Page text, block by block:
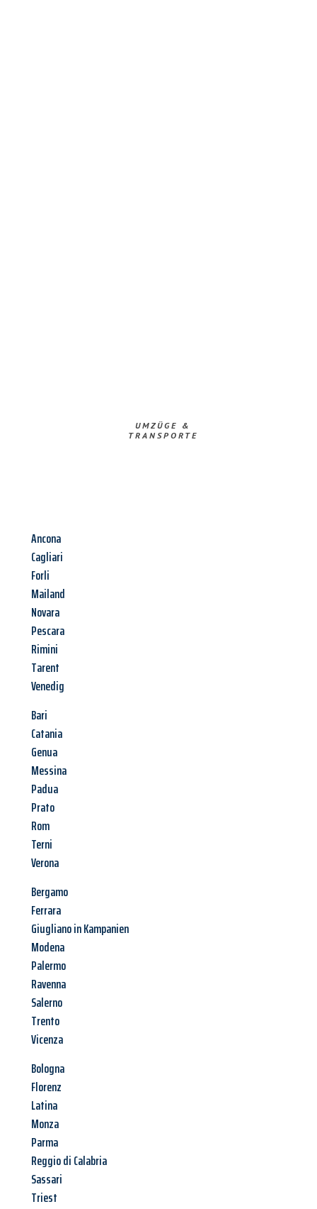
UMZÜGE &
TRANSPORTE
Ancona
Cagliari
Forli
Mailand
Novara
Pescara
Rimini
Tarent
Venedig
Bari
Catania
Genua
Messina
Padua
Prato
Rom
Terni
Verona
Bergamo
Ferrara
Giugliano in Kampanien
Modena
Palermo
Ravenna
Salerno
Trento
Vicenza
Bologna
Florenz
Latina
Monza
Parma
Reggio di Calabria
Sassari
Triest